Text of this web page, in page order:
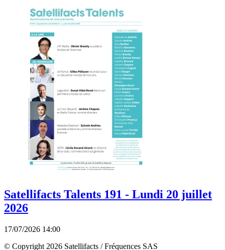
Satellifacts Talents 191 - Lundi 20 juillet
2026
17/07/2026 14:00
© Copyright 2026 Satellifacts / Fréquences SAS